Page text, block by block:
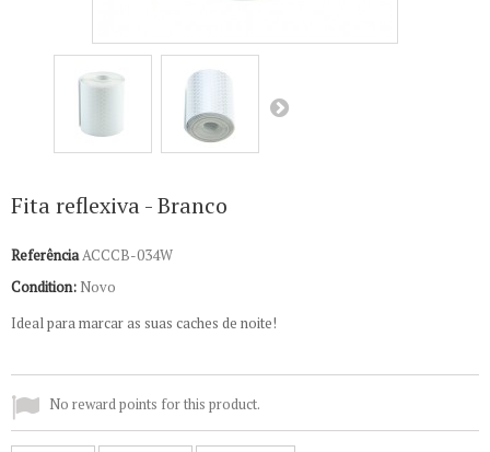
Fita reflexiva - Branco
ReferênciaACCCB-034W
Condition: Novo
Ideal para marcar as suas caches de noite!
No reward points for this product.